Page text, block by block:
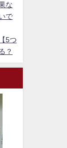
な
で
5つ
？